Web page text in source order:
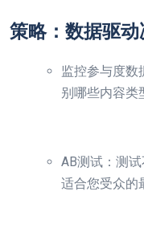
策略：数据驱
监控参与度数
别哪些内容类
AB测试：测
适合您受众的